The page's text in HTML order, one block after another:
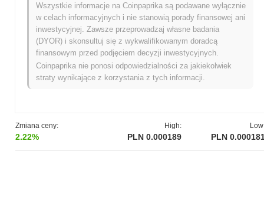
Zmiana ceny:
2.22%
High:
PLN 0.000189 PLN
Najwyższy Poziom Historyczny (ATH):zł 0.002018
Najniższy Poziom Historyczny (ATL):NaN
mogging jest obecnie notowany~90.64%poniżej swojego ATH .
Jaka jest obecna kapitalizacja rynkowa mogging?
Kapitalizacja rynkowa mogging wynosi około
wynoszącej 999 997 193 tokenów MOGGING.
Wszystkie informacje na Coinpaprika są podawane wyłącznie
w celach informacyjnych i nie stanowią porady finansowej ani
inwestycyjnej. Zawsze przeprowadzaj własne badania
(DYOR) i skonsultuj się z wykwalifikowanym doradcą
finansowym przed podjęciem decyzji inwestycyjnych.
Coinpaprika nie ponosi odpowiedzialności za jakiekolwiek
straty wynikające z korzystania z tych informacji.